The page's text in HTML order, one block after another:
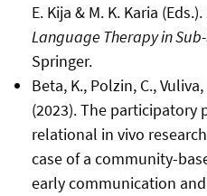
E. Kija & M. K. Karia (Eds.).
Language Therapy in
Springer.
Beta, K., Polzin, C.,
(2023). The participatory
relational in vivo
case of a community-
early communication